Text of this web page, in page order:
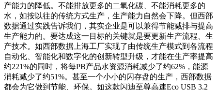
产能力的降低。不能排放更多的二氧化碳、不能消耗更多的
水，如按以往的传统方式生产，生产能力自然会下降。但西部
数据通过实践告诉我们，其实企业是可以兼得节能减排与提高
生产能力的。要达成这一目标的关键就是要更新生产流程、生
产技术。如西部数据上海工厂实现了由传统生产模式到各流程
自动化、智能化和数字化的创新转型升级，才能在生产率提高
约221%的同时，将每PB产品水资源消耗减少了约62%，能源
消耗减少了约51%。甚至一个小小的闪存盘的生产，西部数据
都会为它做到节能、环保。如这款闪迪至尊高速Eco USB 3.2